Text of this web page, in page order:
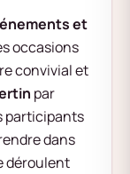
et
occasions
convivial et
par
participants
dans
déroulent